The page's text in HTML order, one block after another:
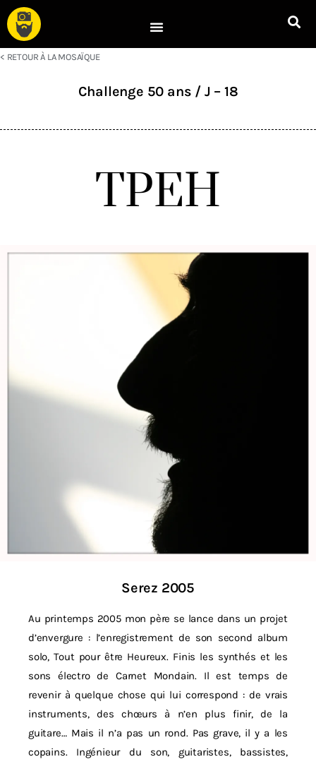
< RETOUR À LA MOSAÏQUE
Challenge 50 ans / J – 18
TPEH
Serez 2005
Au printemps 2005 mon père se lance dans un projet
d’envergure : l’enregistrement de son second album
solo, Tout pour être Heureux. Finis les synthés et les
sons électro de Carnet Mondain. Il est temps de
revenir à quelque chose qui lui correspond : de vrais
instruments, des chœurs à n’en plus finir, de la
guitare… Mais il n’a pas un rond. Pas grave, il y a les
copains. Ingénieur du son, guitaristes, bassistes,